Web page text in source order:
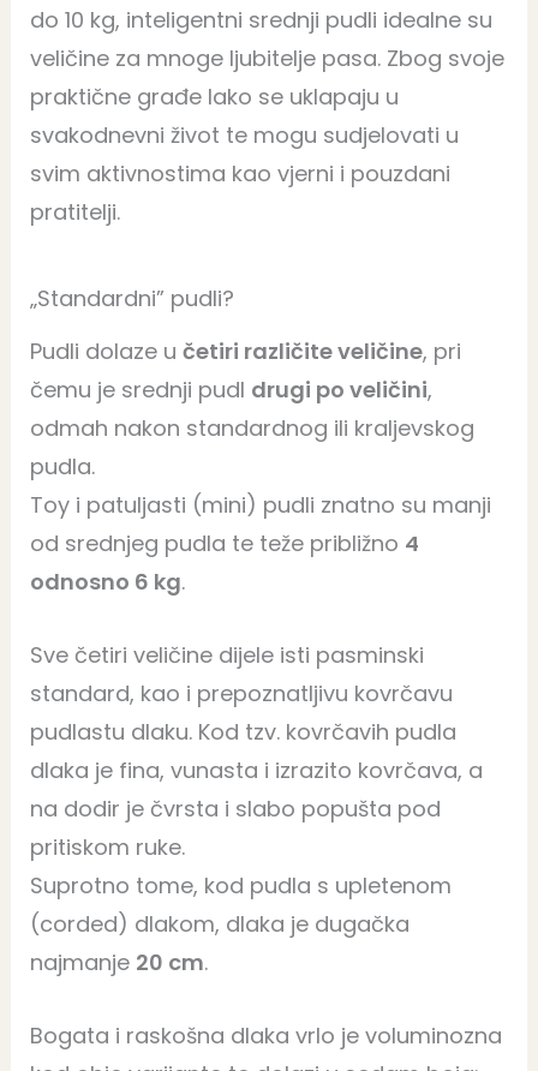
do 10 kg, inteligentni srednji pudli idealne su
veličine za mnoge ljubitelje pasa. Zbog svoje
praktične građe lako se uklapaju u
svakodnevni život te mogu sudjelovati u
svim aktivnostima kao vjerni i pouzdani
pratitelji.
„Standardni” pudli?
Pudli dolaze u četiri različite veličine, pri
čemu je srednji pudl drugi po veličini,
odmah nakon standardnog ili kraljevskog
pudla.
Toy i patuljasti (mini) pudli znatno su manji
od srednjeg pudla te teže približno 4
odnosno 6 kg.
Sve četiri veličine dijele isti pasminski
standard, kao i prepoznatljivu kovrčavu
pudlastu dlaku. Kod tzv. kovrčavih pudla
dlaka je fina, vunasta i izrazito kovrčava, a
na dodir je čvrsta i slabo popušta pod
pritiskom ruke.
Suprotno tome, kod pudla s upletenom
(corded) dlakom, dlaka je dugačka
najmanje 20 cm.
Bogata i raskošna dlaka vrlo je voluminozna